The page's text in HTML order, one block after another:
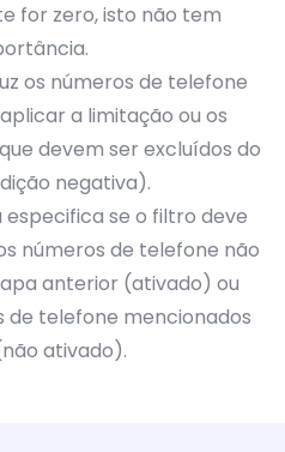
for zero, isto não tem
os números de telefone
a limitação ou os
devem ser excluídos do
negativa).
se o filtro deve
números de telefone não
anterior (ativado) ou
de telefone mencionados
ativado).